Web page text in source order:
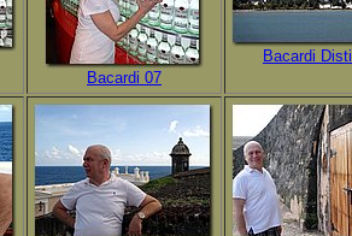
Bacardi 07
Bacardi